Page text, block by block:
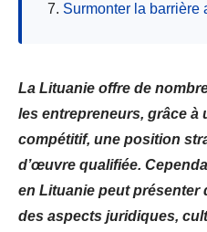
Surmonter la barrière
La Lituanie offre de
les entrepreneurs, grâce à
compétitif, une position
d’œuvre qualifiée.
en Lituanie peut présenter
des aspects juridiques,